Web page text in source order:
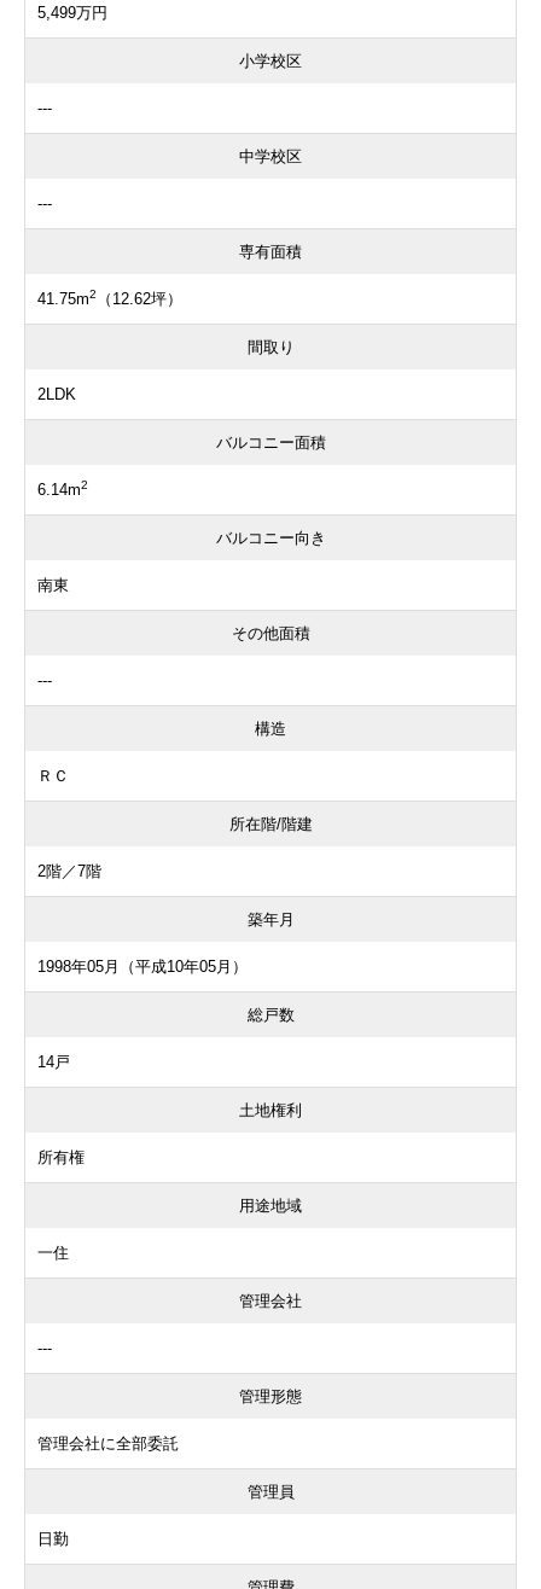
5,499万円
小学校区
---
中学校区
---
専有面積
41.75m2 （12.62坪）
間取り
2LDK
バルコニー面積
6.14m2
バルコニー向き
南東
その他面積
---
構造
ＲＣ
所在階/階建
2階／7階
築年月
1998年05月（平成10年05月）
総戸数
14戸
土地権利
所有権
用途地域
一住
管理会社
---
管理形態
管理会社に全部委託
管理員
日勤